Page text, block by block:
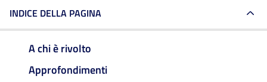
INDICE DELLA PAGINA
A chi è rivolto
Approfondimenti